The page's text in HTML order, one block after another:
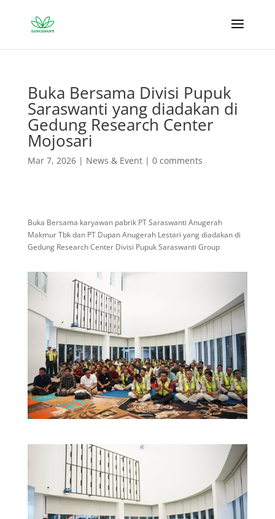
Buka Bersama Divisi Pupuk
Saraswanti yang diadakan di
Gedung Research Center
Mojosari
Mar 7, 2026| News & Event| 0 comments
Buka Bersama karyawan pabrik PT Saraswanti Anugerah
Makmur Tbk dan PT Dupan Anugerah Lestari yang diadakan di
Gedung Research Center Divisi Pupuk Saraswanti Group